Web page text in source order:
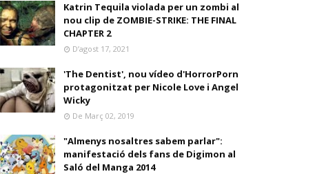
Katrin Tequila violada per un zombi al
nou clip de ZOMBIE-STRIKE: THE FINAL
CHAPTER 2
D’agost 17, 2021
'The Dentist', nou vídeo d'HorrorPorn
protagonitzat per Nicole Love i Angel
Wicky
De Març 02, 2019
"Almenys nosaltres sabem parlar":
manifestació dels fans de Digimon al
Saló del Manga 2014